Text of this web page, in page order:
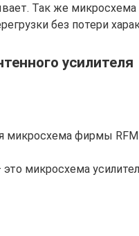
Так же
без потери
усилителя
микросхема фирмы
микросхема